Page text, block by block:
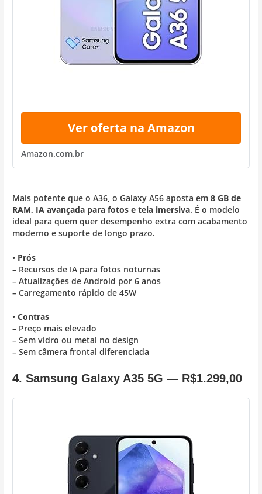
Ver oferta na Amazon
Amazon.com.br
Mais potente que o A36, o Galaxy A56 aposta em8 GB de
RAM, IA avançada para fotos e tela imersiva. É o modelo
ideal para quem quer desempenho extra com acabamento
moderno e suporte de longo prazo.
• Prós
– Recursos de IA para fotos noturnas
– Atualizações de Android por 6 anos
– Carregamento rápido de 45W
•Contras
– Preço mais elevado
– Sem vidro ou metal no design
– Sem câmera frontal diferenciada
4. Samsung Galaxy A35 5G — R$1.299,00